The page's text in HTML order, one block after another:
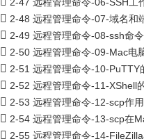
2-48 远程管理命令-07-域名和
2-49 远程管理命令-08-ssh命
2-50 远程管理命令-09-Mac电
2-51 远程管理命令-10-PuTTY
2-52 远程管理命令-11-XShell
2-53 远程管理命令-12-scp作
2-54 远程管理命令-13-scp在
2-55 远程管理命令-14-